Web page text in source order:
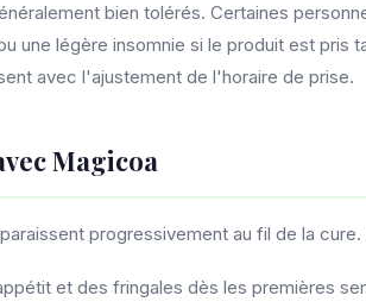
bien tolérés. Certaines
une légère insomnie si le produit est pris
avec l'ajustement de l'horaire de prise.
Magicoa
progressivement au fil de la
et des fringales dès les premières